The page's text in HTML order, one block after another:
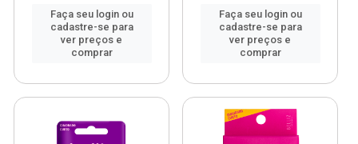
Faça seu login ou
cadastre-se para
ver preços e
comprar
Faça seu login ou
cadastre-se para
ver preços e
comprar